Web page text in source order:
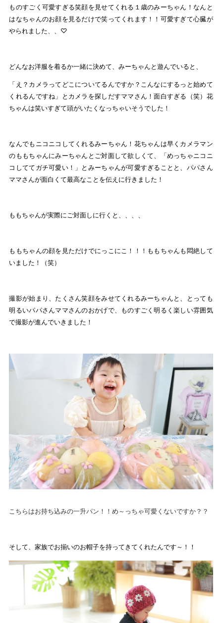
ものすごく可愛すぎる笑顔を見せてくれる１歳のみーちゃん！なんと
はなちゃんのお顔を見るだけで笑ってくれます！！可愛すぎて心臓が
やられました、、♡
どんなお洋服を着るか一緒に決めて、みーちゃんと遊んでいると、
「え？カメラってどこについてるんですか？こんなにするっと始めて
くれるんですね」とカメラを探しだすママさん！面白すぎる（笑）花
ちゃんは笑いすぎて頭がいたくなっちゃいそうでした！
なんでもニコニコしてくれるみーちゃん！花ちゃんは早くカメラマン
のももちゃんにみーちゃんとご対面して欲しくて、「めっちゃニコニ
コしててガチ可愛い！」とみーちゃんが可愛すぎることと、パパさん
ママさんが面白くて最高なことを伝えに行きました！
ももちゃんが実際にご対面しに行くと、、、、
ももちゃんの顔を見ただけでにっこにこ！！！ももちゃんも悶絶して
いました！（笑）
撮影が始まり、たくさん笑顔をみせてくれるみーちゃんと、とっても
明るいパパさんママさんのおかげで、ものすごく明るく楽しい雰囲気
で撮影が進んでいきました！
こちらはお持ち込みの一升パン！！め～っちゃ可愛くないですか？？
そして、家族でお揃いのお帽子を持ってきてくれたんです～！！